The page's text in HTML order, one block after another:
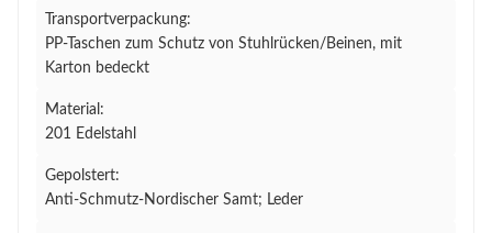
Transportverpackung:
PP-Taschen zum Schutz von Stuhlrücken/Beinen, mit
Karton bedeckt
Material:
201 Edelstahl
Gepolstert:
Anti-Schmutz-Nordischer Samt; Leder